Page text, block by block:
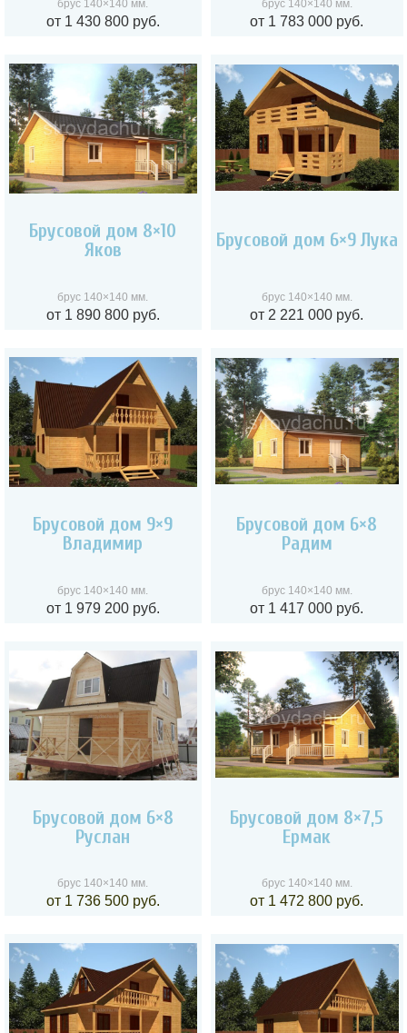
брус 140×140 мм.
от 1 430 800 руб.
брус 140×140 мм.
от 1 783 000 руб.
Брусовой дом 8×10
Яков
Брусовой дом 6×9 Лука
брус 140×140 мм.
от 1 890 800 руб.
брус 140×140 мм.
от 2 221 000 руб.
Брусовой дом 9×9
Владимир
Брусовой дом 6×8
Радим
брус 140×140 мм.
от 1 979 200 руб.
брус 140×140 мм.
от 1 417 000 руб.
Брусовой дом 6×8
Руслан
Брусовой дом 8×7,5
Ермак
брус 140×140 мм.
от 1 736 500 руб.
брус 140×140 мм.
от 1 472 800 руб.